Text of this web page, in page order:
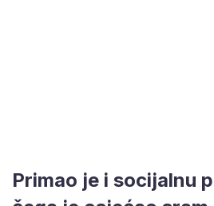
Primao je i socijalnu